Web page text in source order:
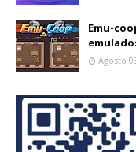
Emu-
Agosto